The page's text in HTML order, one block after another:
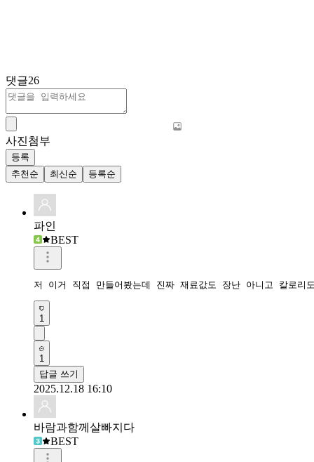
댓글26
사진첨부
등록
추천순
최신순 등록순
파인
BEST
1
1
답글 쓰기
2025.12.18 16:10
바람과함께살빠지다
BEST